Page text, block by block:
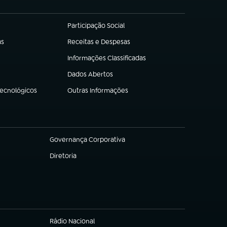
Participação Social
(abre em nova aba)
Receitas e Despesas
(abre em nova aba)
Informações Classificadas
(abre em nova aba)
Dados Abertos
(abre em nova aba)
Outras Informações
(abre em nova aba)
Governança Corporativa
(abre em nova aba)
Diretoria
(abre em nova aba)
Rádio Nacional